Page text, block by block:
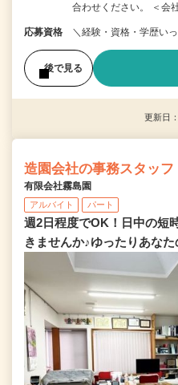
合わせください。 ＜会
応募資格 ＼経験・資格・学歴い
後で見る
更新日
造園会社の事務スタッフ
有限会社霧島園
アルバイト パート
週2日程度でOK！日中の短
きませんか♪ゆったりあなた